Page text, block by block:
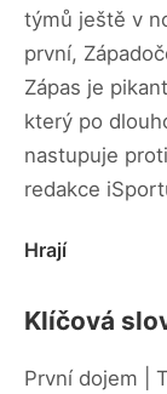
týmů ještě v
první,
Zápas je
který po
nastupuje
redakce
Hrají
Klíčová
První dojem |